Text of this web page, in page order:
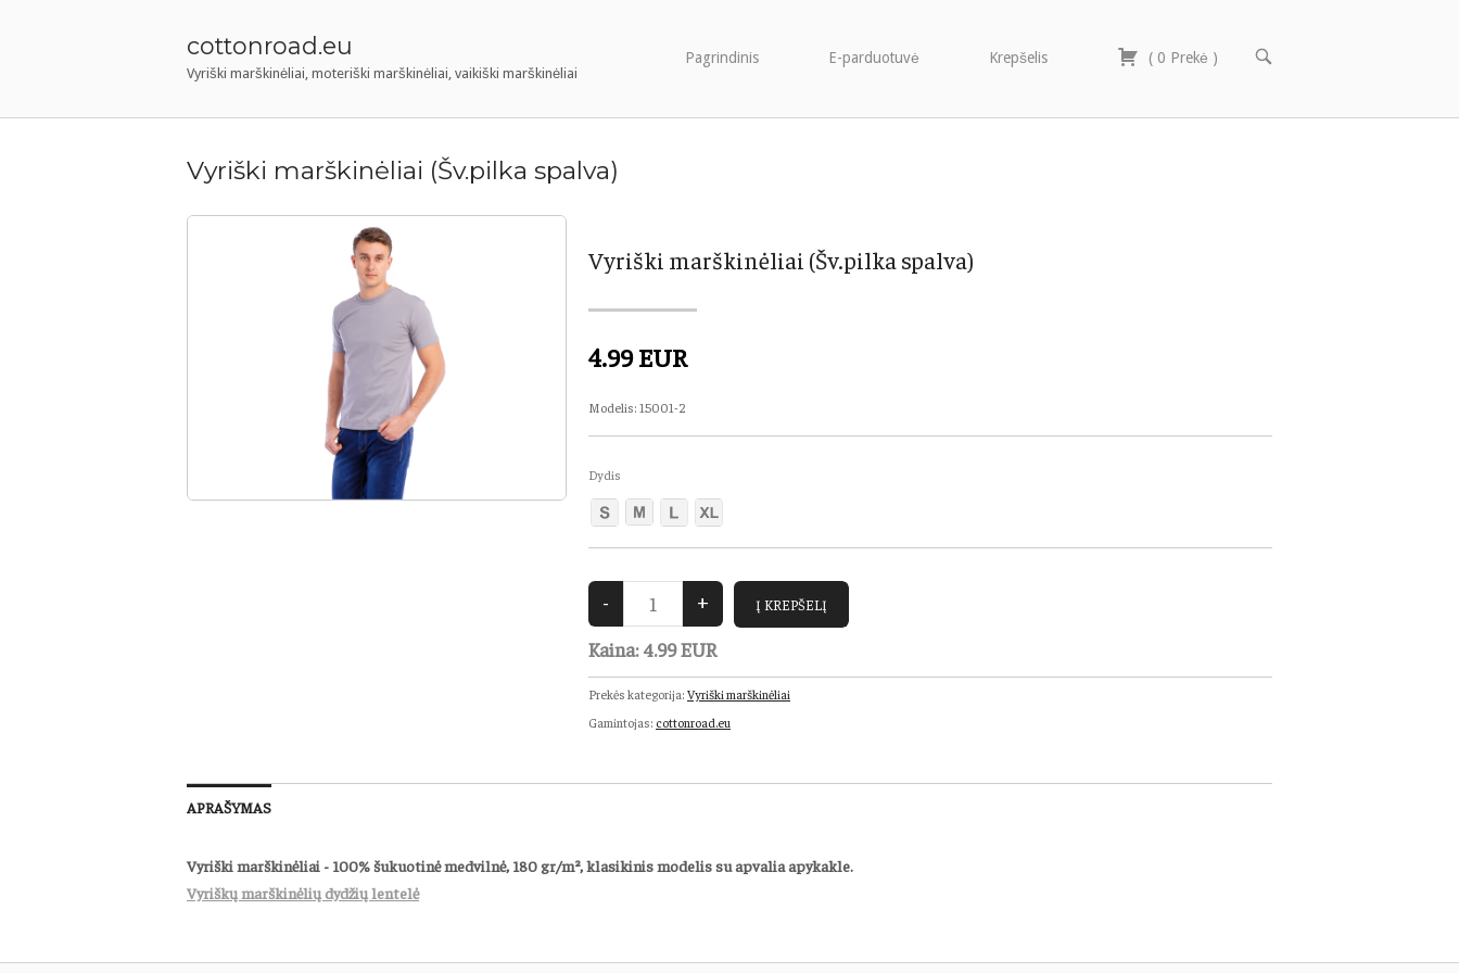
cottonroad.eu
Vyriški marškinėliai, moteriški marškinėliai, vaikiški marškinėliai
Pagrindinis E-parduotuvė Krepšelis ( 0 Prekė )
OPEN
Vyriški marškinėliai (Šv.pilka spalva)
Vyriški marškinėliai (Šv.pilka spalva)
4.99 EUR
Modelis:15001-2
Dydis
Kaina:4.99 EUR
Prekės kategorija:Vyriški marškinėliai
Gamintojas: cottonroad.eu
APRAŠYMAS
Vyriški marškinėliai - 100% šukuotinė medvilnė, 180 gr/m², klasikinis modelis su apvalia apykakle.
Vyriškų marškinėlių dydžių lentelė